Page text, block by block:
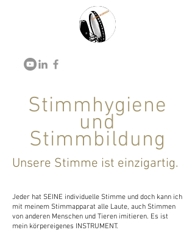
Stimmhygiene
und
Stimmbildung
Unsere Stimme ist einzigartig.
Jeder hat SEINE individuelle Stimme und doch kann ich
mit meinem Stimmapparat alle Laute, auch Stimmen
von anderen Menschen und Tieren imitieren. Es ist
mein körpereigenes INSTRUMENT.